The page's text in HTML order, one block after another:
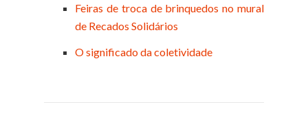
Feiras de troca de brinquedos no mural
de Recados Solidários
O significado da coletividade